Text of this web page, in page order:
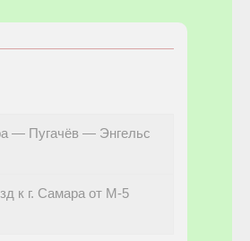
— Пугачёв — Энгельс
к г. Самара от М-5